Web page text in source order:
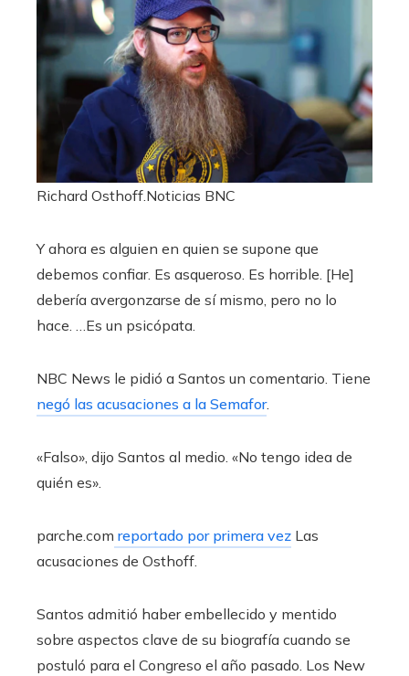
Richard Osthoff.Noticias BNC
Y ahora es alguien en quien se supone que
debemos confiar. Es asqueroso. Es horrible. [He]
debería avergonzarse de sí mismo, pero no lo
hace. …Es un psicópata.
NBC News le pidió a Santos un comentario. Tiene
negó las acusaciones a la Semafor.
«Falso», dijo Santos al medio. «No tengo idea de
quién es».
parche.com reportado por primera vez Las
acusaciones de Osthoff.
Santos admitió haber embellecido y mentido
sobre aspectos clave de su biografía cuando se
postuló para el Congreso el año pasado. Los New